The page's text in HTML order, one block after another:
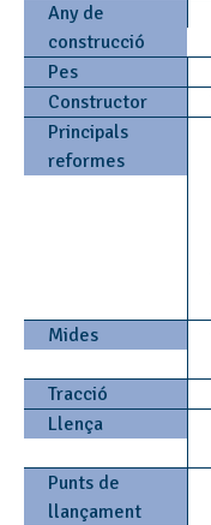
Any de
construcció
Pes
Constructor
Principals
reformes
Mides
Tracció
Llença
Punts de
llançament